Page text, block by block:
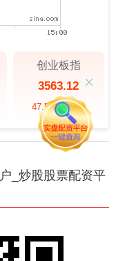
创业板指
3563.12
47.56(1.35%)
_炒股股票配资平